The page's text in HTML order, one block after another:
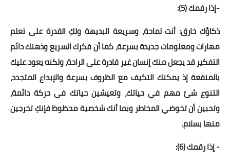
-إذا رقمك (5):
ذكاؤك خارق: أنت لماحة، وسريعة البديهة ولكِ القدرة على تعلم
مهارات ومعلومات جديدة بسرعة، كما أن فكرك السريع وذهنك دائم
التفكير قد يجعل منك إنسان غير قادرة على الراحة، ولكنه يعود عليك
بالمنفعة إذ يمكنك التكيف مع الظروف بسرعة والإبداع المتجدد،
التنوع شئ مهم في حياتك، وتعيشين حياتك في حركة دائمة،
وتحبين أن تخوضي المخاطر وبما أنك شخصية محظوظ فإنكِ تخرجين
منها بسلام.
- إذا رقمك (6):